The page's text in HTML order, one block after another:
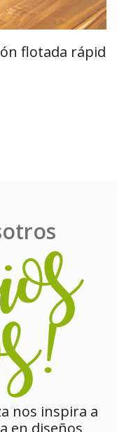
flotada
nos inspira a
en diseños